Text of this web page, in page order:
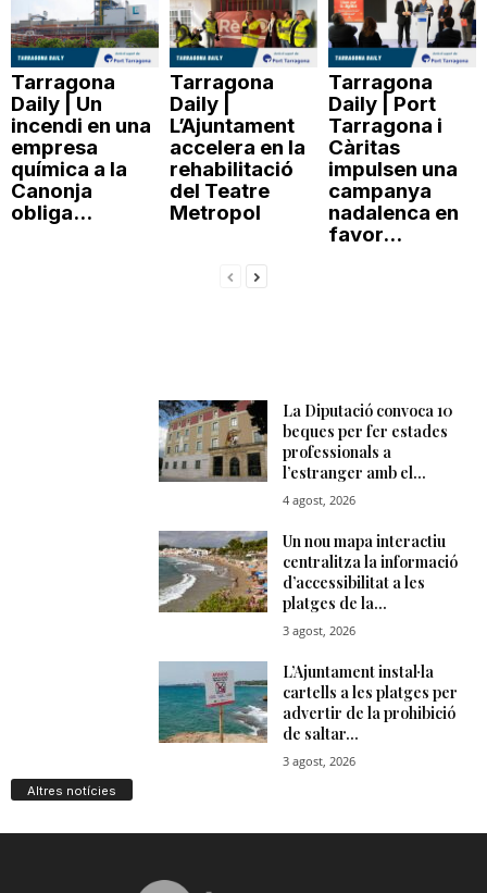
Tarragona
Daily | Un
incendi en una
empresa
química a la
Canonja
obliga...
Tarragona
Daily |
L’Ajuntament
accelera en la
rehabilitació
del Teatre
Metropol
Tarragona
Daily | Port
Tarragona i
Càritas
impulsen una
campanya
nadalenca en
favor...
Altres notícies